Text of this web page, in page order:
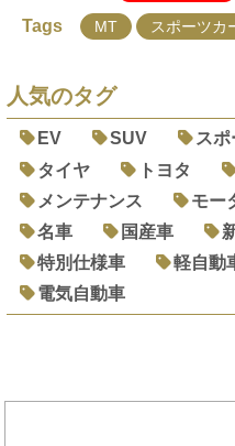
Tags MT スポーツカ
人気のタグ
EV SUV スポ
タイヤ
トヨタ
メンテナンス
モー
名車
国産車
特別仕様車
軽自動
電気自動車